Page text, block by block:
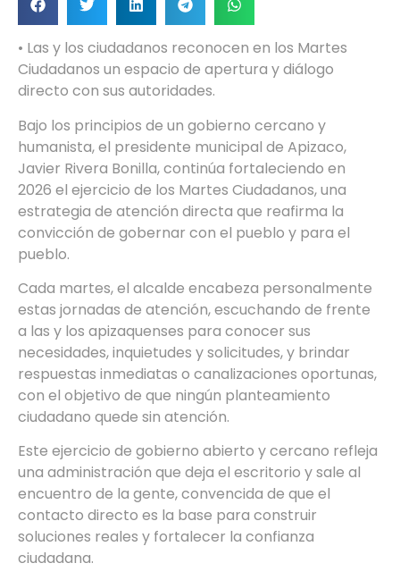
• Las y los ciudadanos reconocen en los Martes
Ciudadanos un espacio de apertura y diálogo
directo con sus autoridades.
Bajo los principios de un gobierno cercano y
humanista, el presidente municipal de Apizaco,
Javier Rivera Bonilla, continúa fortaleciendo en
2026 el ejercicio de los Martes Ciudadanos, una
estrategia de atención directa que reafirma la
convicción de gobernar con el pueblo y para el
pueblo.
Cada martes, el alcalde encabeza personalmente
estas jornadas de atención, escuchando de frente
a las y los apizaquenses para conocer sus
necesidades, inquietudes y solicitudes, y brindar
respuestas inmediatas o canalizaciones oportunas,
con el objetivo de que ningún planteamiento
ciudadano quede sin atención.
Este ejercicio de gobierno abierto y cercano refleja
una administración que deja el escritorio y sale al
encuentro de la gente, convencida de que el
contacto directo es la base para construir
soluciones reales y fortalecer la confianza
ciudadana.